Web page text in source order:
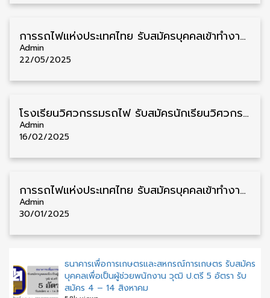
การรถไฟแห่งประเทศไทย รับสมัครบุคคลเข้าทำงานการรถไฟ วุฒิ ม.3 4 อัตรา รับสมัคร 6 – 16 มิถุนายน
Admin
22/05/2025
โรงเรียนวิศวกรรมรถไฟ รับสมัครนักเรียนวิศวกรรมรถไฟ การรถไฟฯ ประจำปี 2568 210 อัตรา รับสมัคร 17 กุมภาพันธ์ – 17 มีนาคม
Admin
16/02/2025
การรถไฟแห่งประเทศไทย รับสมัครบุคคลเข้าทำงานการรถไฟ วุฒิ ม.3 12 อัตรา รับสมัคร 13 – 26 กุมภาพันธ์
Admin
30/01/2025
ธนาคารเพื่อการเกษตรและสหกรณ์การเกษตร รับสมัคร
บุคคลเพื่อเป็นผู้ช่วยพนักงาน วุฒิ ป.ตรี 5 อัตรา รับ
สมัคร 4 – 14 สิงหาคม